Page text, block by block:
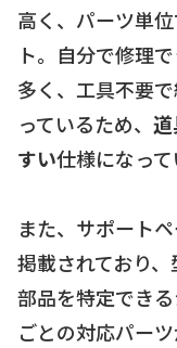
高く、パーツ単
ト。自分で修理
多く、工具不要
っているため、
すい仕様になって
また、サポート
掲載されており
部品を特定でき
ごとの対応パー